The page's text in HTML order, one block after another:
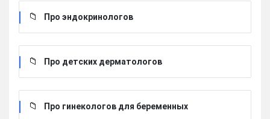
Про эндокринологов
Про детских дерматологов
Про гинекологов для беременных